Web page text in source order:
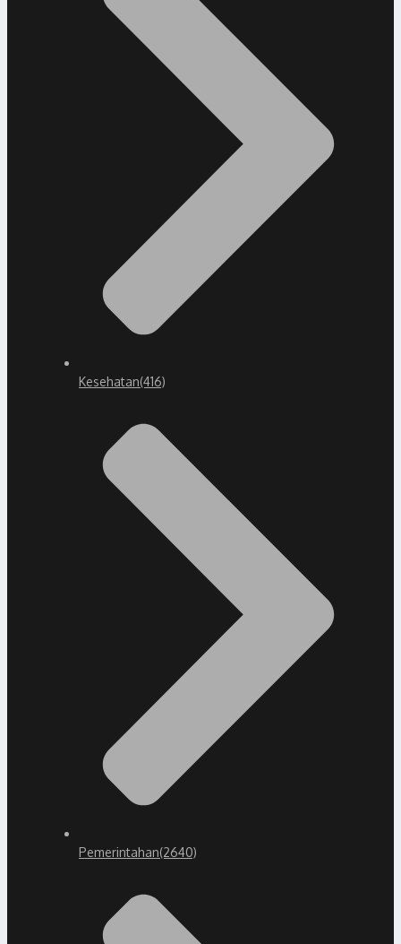
Kesehatan(416)
Pemerintahan(2640)